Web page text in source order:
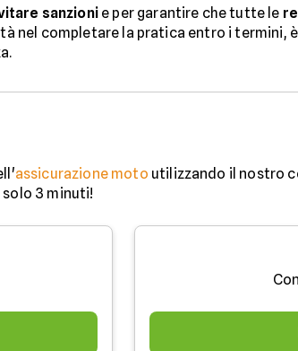
sanzionie per garantire che tutte le
nel completare la pratica entro i termini,
assicurazione moto utilizzando il nostro
3 minuti!